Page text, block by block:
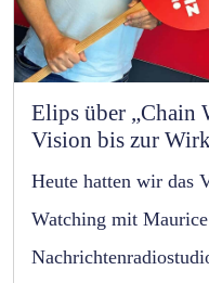
Elips über „Chain
Vision bis zur
Heute hatten wir das
Watching mit